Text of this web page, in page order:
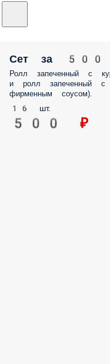
Сет за 500
Ролл запеченный с
и ролл запеченный с
фирменным соусом).
16 шт.
500 ₽